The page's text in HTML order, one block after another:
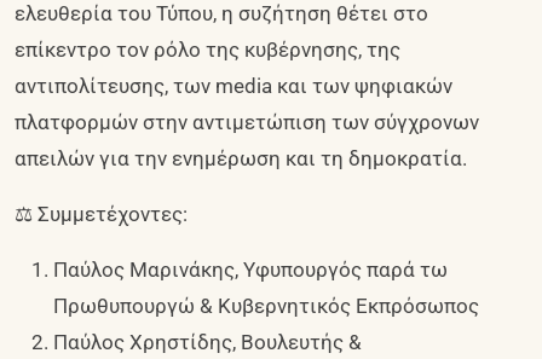
ελευθερία του Τύπου, η συζήτηση θέτει στο
επίκεντρο τον ρόλο της κυβέρνησης, της
αντιπολίτευσης, των media και των ψηφιακών
πλατφορμών στην αντιμετώπιση των σύγχρονων
απειλών για την ενημέρωση και τη δημοκρατία.
⚖️ Συμμετέχοντες:
Παύλος Μαρινάκης, Υφυπουργός παρά τω
Πρωθυπουργώ & Κυβερνητικός Εκπρόσωπος
Παύλος Χρηστίδης, Βουλευτής &